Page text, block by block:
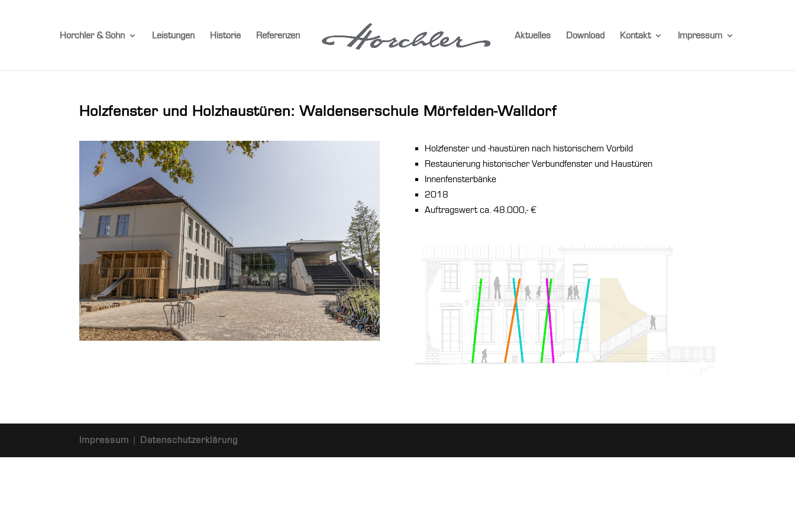
Horchler & Sohn Leistungen Historie Referenzen Aktuelles Download Kontakt Impressum
Holzfenster und Holzhaustüren: Waldenserschule Mörfelden-Walldorf
Holzfenster und -haustüren nach historischem Vorbild
Restaurierung historischer Verbundfenster und Haustüren
Innenfensterbänke
2018
Auftragswert ca. 48.000,- €
Impressum | Datenschutzerklärung